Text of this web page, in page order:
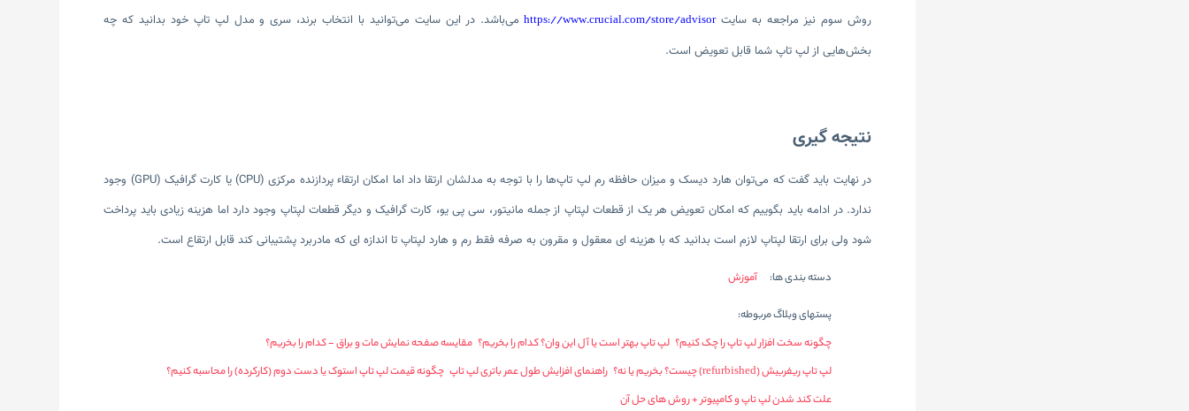
روش سوم نیز مراجعه به سایتhttps://www.crucial.com/store/advisorمی‌باشد. در این سایت می‌توانید با انتخاب برند، سری و مدل لپ تاپ خود بدانید که چه
بخش‌هایی از لپ تاپ‌ شما قابل تعویض است.
نتیجه گیری
در نهایت باید گفت که می‌توان هارد دیسک و میزان حافظه رم لپ تاپ‌ها را با توجه به مدلشان ارتقا داد اما امکان ارتقاء پردازنده مرکزی (CPU) یا کارت گرافیک (GPU) وجود
ندارد. در ادامه باید بگوییم که امکان تعویض هر یک از قطعات لپتاپ از جمله مانیتور، سی پی یو، کارت گرافیک و دیگر قطعات لپتاپ وجود دارد اما هزینه زیادی باید پرداخت
شود ولی برای ارتقا لپتاپ لازم است بدانید که با هزینه ای معقول و مقرون به صرفه فقط رم و هارد لپتاپ تا اندازه ای که مادربرد پشتیبانی کند قابل ارتقاع است.
دسته بندی ها: آموزش
پستهای وبلاگ مربوطه:
چگونه سخت افزار لپ تاپ را چک کنیم؟ لپ تاپ بهتر است یا آل این وان؟ کدام را بخریم؟ مقایسه صفحه نمایش مات و براق - کدام را بخریم؟
لپ تاپ ریفربیش (refurbished) چیست؟ بخریم یا نه؟
راهنمای افزایش طول عمر باتری لپ تاپ چگونه قیمت لپ تاپ استوک یا دست دوم (کارکرده) را محاسبه کنیم؟
علت کند شدن لپ تاپ و کامپیوتر + روش های حل آن